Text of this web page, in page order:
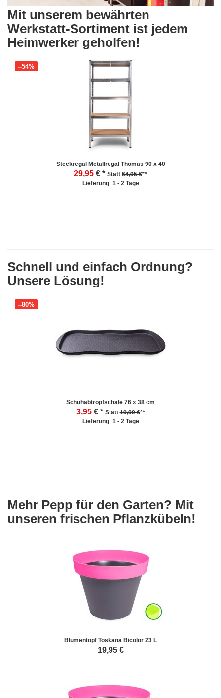
Mit unserem bewährten
Werkstatt-Sortiment ist jedem
Heimwerker geholfen!
Steckregal Metallregal Thomas 90 x 40
29,95
--54%
€ * Statt 64,95 €**
Lieferung: 1 - 2 Tage
Schnell und einfach Ordnung?
Unsere Lösung!
Schuhabtropfschale 76 x 38 cm
3,95
--80%
€ * Statt19,99 €**
Lieferung: 1 - 2 Tage
Mehr Pepp für den Garten? Mit
unseren frischen Pflanzkübeln!
Blumentopf Toskana Bicolor 23 L
19,95€